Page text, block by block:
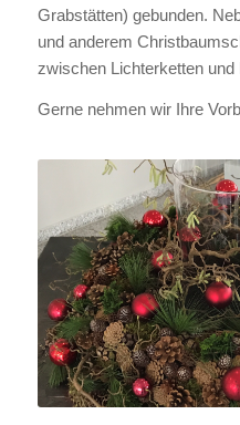
Grabstätten) gebunden.
und anderem
zwischen Lichterketten
Gerne nehmen wir Ihre